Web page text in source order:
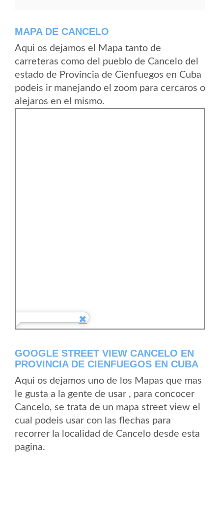
MAPA DE CANCELO
Aqui os dejamos el Mapa tanto de
carreteras como del pueblo de Cancelo del
estado de Provincia de Cienfuegos en Cuba
podeis ir manejando el zoom para cercaros o
alejaros en el mismo.
GOOGLE STREET VIEW CANCELO EN
PROVINCIA DE CIENFUEGOS EN CUBA
Aqui os dejamos uno de los Mapas que mas
le gusta a la gente de usar , para concocer
Cancelo, se trata de un mapa street view el
cual podeis usar con las flechas para
recorrer la localidad de Cancelo desde esta
pagina.